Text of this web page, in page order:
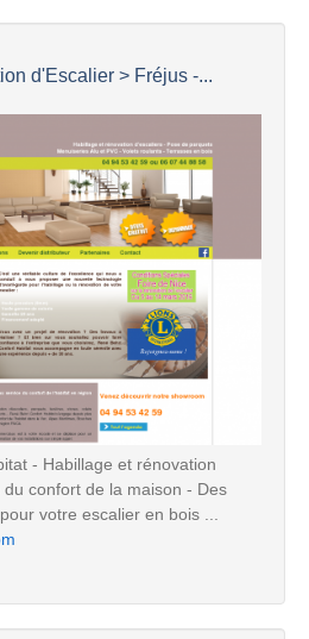
d'Escalier > Fréjus -...
- Habillage et rénovation
confort de la maison - Des
votre escalier en bois ...